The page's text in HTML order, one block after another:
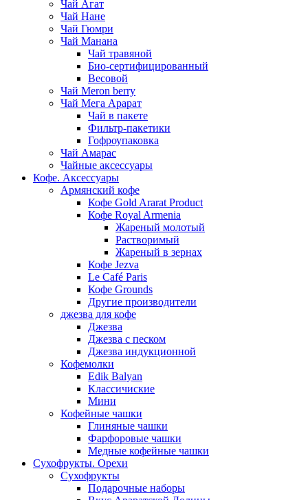
Чай Агат
Чай Нане
Чай Гюмри
Чай Манана
Чай травяной
Био-сертифицированный
Весовой
Чай Meron berry
Чай Мега Арарат
Чай в пакете
Фильтр-пакетики
Гофроупаковка
Чай Амарас
Чайные аксессуары
Кофе. Аксессуары
Армянский кофе
Кофе Gold Ararat Product
Кофе Royal Armenia
Жареный молотый
Растворимый
Жареный в зернах
Кофе Jezva
Le Café Paris
Кофе Grounds
Другие производители
джезва для кофе
Джезва
Джезва с песком
Джезва индукционной
Кофемолки
Edik Balyan
Классичиские
Мини
Кофейные чашки
Глиняные чашки
Фарфоровые чашки
Медные кофейные чашки
Сухофрукты. Орехи
Сухофрукты
Подарочные наборы